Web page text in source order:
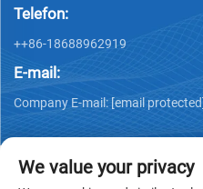
Telefon:
++86-18688962919
E-mail:
Company E-mail: [email protected]
We value your privacy